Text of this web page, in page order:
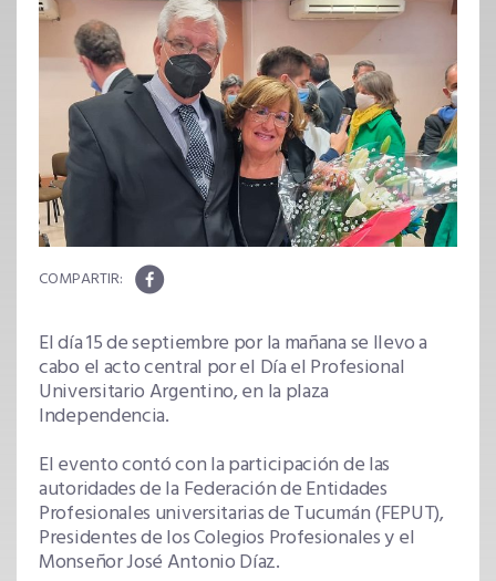
El día 15 de septiembre por la mañana se llevo a
cabo el acto central por el Día el Profesional
Universitario Argentino, en la plaza
Independencia.
El evento contó con la participación de las
autoridades de la Federación de Entidades
Profesionales universitarias de Tucumán (FEPUT),
Presidentes de los Colegios Profesionales y el
Monseñor José Antonio Díaz.